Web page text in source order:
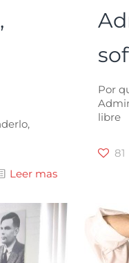
Leer mas
Por
libre
81